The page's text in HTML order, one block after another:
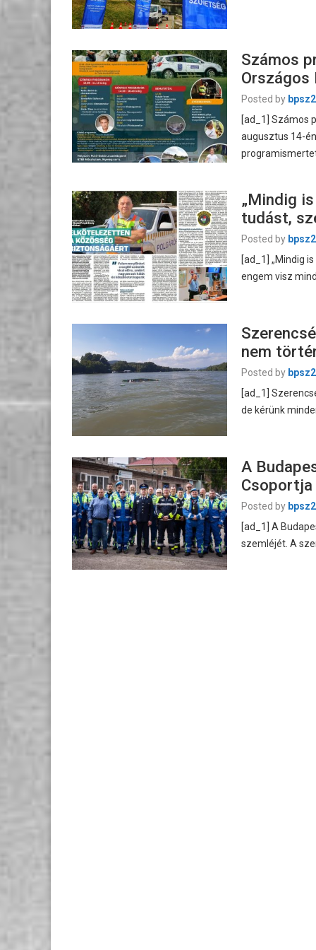
Számos
Országos
Posted by
[ad_1] Számos
augusztus 14-
„Mindig
tudást,
Posted by
[ad_1] „Mindig
engem visz
nem
Posted by
[ad_1]
de kérünk
A
Posted by
[ad_1] A
szemléjét. A